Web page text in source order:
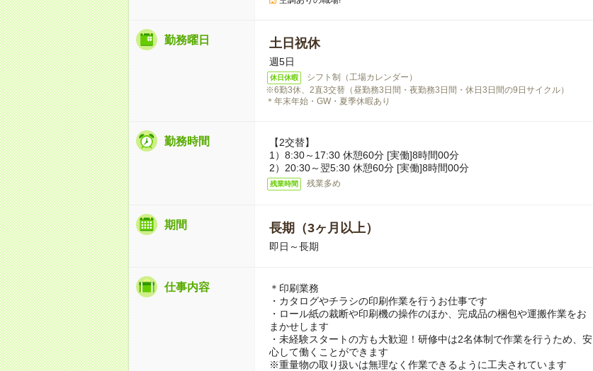
勤務曜日 土日祝休
週5日
休日休暇
シフト制（工場カレンダー）
※6勤3休、2直3交替（昼勤務3日間・夜勤務3日間・休日3日間の9日サイクル）
＊年末年始・GW・夏季休暇あり
勤務時間
【2交替】
1）8:30～17:30 休憩60分 [実働]8時間00分
2）20:30～翌5:30 休憩60分 [実働]8時間00分
残業時間 残業多め
期間 長期（3ヶ月以上）
即日～長期
仕事内容
＊印刷業務
・カタログやチラシの印刷作業を行うお仕事です
・ロール紙の裁断や印刷機の操作のほか、完成品の梱包や運搬作業をお
まかせします
・未経験スタートの方も大歓迎！研修中は2名体制で作業を行うため、安
心して働くことができます
※重量物の取り扱いは無理なく作業できるように工夫されています